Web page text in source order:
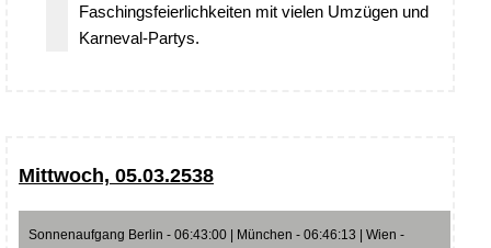
Faschingsfeierlichkeiten mit vielen Umzügen und
Karneval-Partys.
Mittwoch, 05.03.2538
Sonnenaufgang Berlin - 06:43:00 | München - 06:46:13 | Wien -